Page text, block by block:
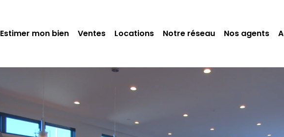
Estimer mon bien Ventes Locations Notre réseau Nos agents